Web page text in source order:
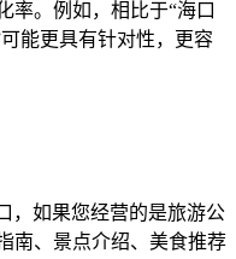
率。例如，相比于“海口
能更具有针对性，更容
，如果您经营的是旅游公
南、景点介绍、美食推荐